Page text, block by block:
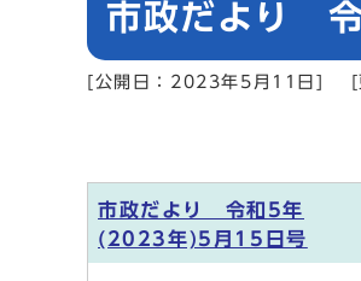
市政だより
[公開日：2023年5月11日]
市政だより 令和5年
(2023年)5月15日号